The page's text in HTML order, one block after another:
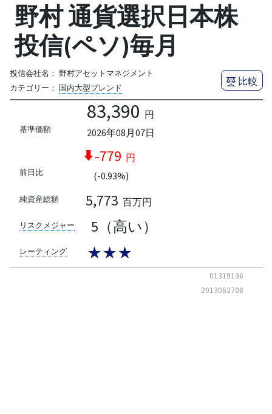
野村 通貨選択日本株
投信(ペソ)毎月
投信会社名： 野村アセットマネジメント
カテゴリー： 国内大型ブレンド
比較
基準価額
83,390 円
2026年08月07日
前日比
-779 円
(-0.93%)
純資産総額 5,773 百万円
リスクメジャー 5（高い）
レーティング ★★★
01319136
2013062708